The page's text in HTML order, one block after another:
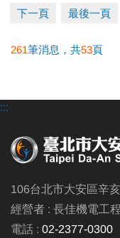
電話洽詢 體適能
下一頁 最後一頁
261筆消息，共53頁
:::
106台北市大安區辛
經營者 : 長佳機電工
電話 : 02-2377-0300